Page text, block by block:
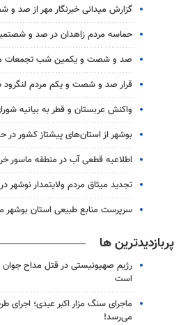
گزارش میدانی خبرنگار مهر از صد
حماسه مردم زاهدان در صد و
صد و شصت و یکمین شب تجمعات
قرار صد و شصت و یکم مردم لنگرود
واکنش عربستان و قطر به بیانیه
بوشهر از استان‌های پیشتاز کشور در
اطلاعیه قطعی آب در منطقه ماسور
تجدید میثاق مردم ولایتمدار نوشهر در
سرپرست منابع طبیعی استان بوشهر
پربازدیدترین ها
رژیم صهیونیستی در قتل مداح
است
ماجرای سنگ مزار اکبر عبدی؛ اجرای
می‌رسد!